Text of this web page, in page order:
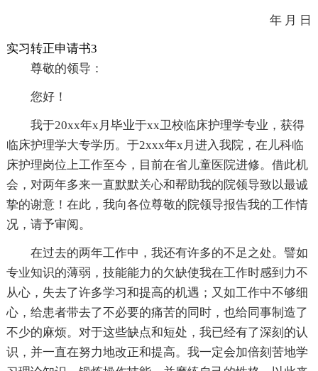
年 月 日
实习转正申请书3
尊敬的领导：
您好！
我于20xx年x月毕业于xx卫校临床护理学专业，获得
临床护理学大专学历。于2xxx年x月进入我院，在儿科临
床护理岗位上工作至今，目前在省儿童医院进修。借此机
会，对两年多来一直默默关心和帮助我的院领导致以最诚
挚的谢意！在此，我向各位尊敬的院领导报告我的工作情
况，请予审阅。
在过去的两年工作中，我还有许多的不足之处。譬如
专业知识的薄弱，技能能力的欠缺使我在工作时感到力不
从心，失去了许多学习和提高的机遇；又如工作中不够细
心，给患者带去了不必要的痛苦的同时，也给同事制造了
不少的麻烦。对于这些缺点和短处，我已经有了深刻的认
识，并一直在努力地改正和提高。我一定会加倍刻苦地学